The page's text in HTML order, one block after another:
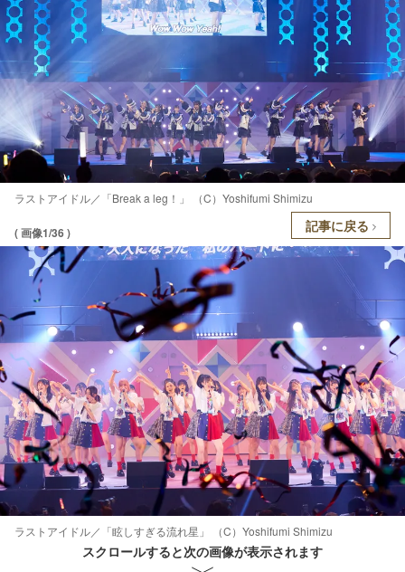
ラストアイドル／「Break a leg！」 （C）Yoshifumi Shimizu
( 画像1/36 ) 記事に戻る
ラストアイドル／「眩しすぎる流れ星」 （C）Yoshifumi Shimizu
スクロールすると次の画像が表示されます